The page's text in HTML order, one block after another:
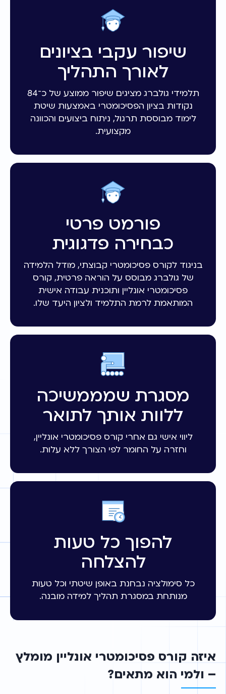
שיפור עקבי בציונים
לאורך התהליך
תלמידי גולברג מציגים שיפור ממוצע של כ־84
נקודות בציון הפסיכומטרי באמצעות שיטת
לימוד מבוססת תרגול, ניתוח ביצועים והכוונה
מקצועית.
פורמט פרטי
כבחירה פדגוגית
בניגוד לקורס פסיכומטרי קבוצתי, מודל הלמידה
של גולברג מבוסס על הוראה פרטית, קורס
פסיכומטרי אונליין ותוכנית עבודה אישית
המותאמת לרמת התלמיד ולציון היעד שלו.
מסגרת שמממשיכה
ללוות אותך לתואר
ליווי אישי גם אחרי קורס פסיכומטרי אונליין,
וחזרה על החומר לפי הצורך ללא עלות.
להפוך כל טעות
להצלחה
כל סימולציה נבחנת באופן שיטתי וכל טעות
מנותחת במסגרת תהליך למידה מובנה.
איזה קורס פסיכומטרי אונליין מומלץ
– ולמי הוא מתאים?